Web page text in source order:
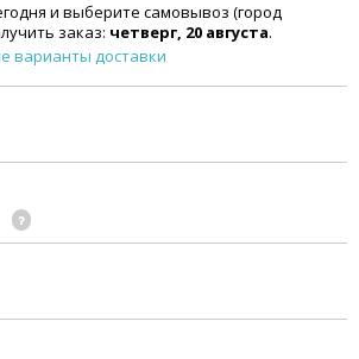
и выберите самовывоз (город
заказ: четверг, 20 августа.
варианты доставки